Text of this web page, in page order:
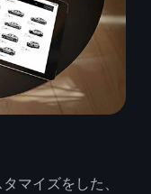
マイズをした、